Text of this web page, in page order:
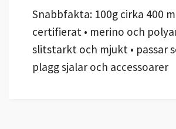
Snabbfakta: 100g cirka 400 m
certifierat • merino och
slitstarkt och mjukt • passar
plagg sjalar och accessoarer